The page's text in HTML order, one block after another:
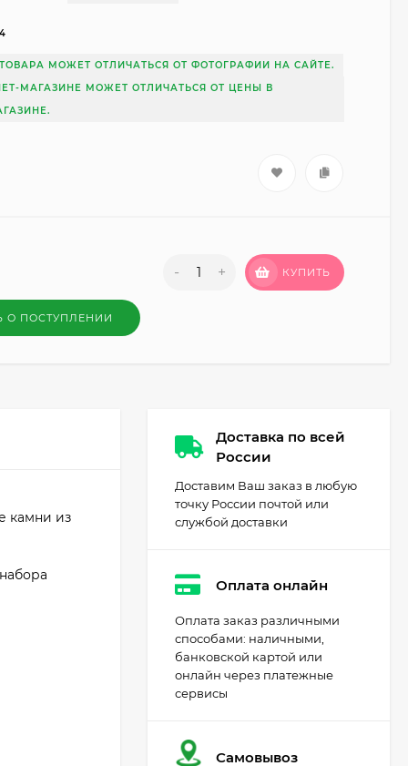
МОЖЕТ ОТЛИЧАТЬСЯ ОТ ФОТОГРАФИИ НА САЙТЕ.
МАГАЗИНЕ МОЖЕТ ОТЛИЧАТЬСЯ ОТ ЦЕНЫ В
- + КУПИТЬ
О ПОСТУПЛЕНИИ
камни из
Доставка по всей
России
Доставим Ваш заказ в любую
точку России почтой или
службой доставки
Оплата онлайн
Оплата заказ различными
способами: наличными,
банковской картой или
онлайн через платежные
сервисы
Самовывоз